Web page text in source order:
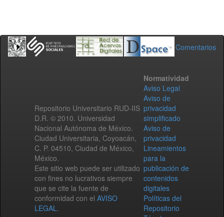
Comentarios
Repositorio Universitario RUD-IIS
D.R. © 2010. Universidad
Nacional Autónoma de México.
Ciudad Universitaria, Coyoacán,
C. P. 04510, Ciudad de México,
México.
Este sitio web puede ser utilizado
con fines no lucrativos siempre
que se cite la fuente de
conformidad con el AVISO
LEGAL.
Normatividad
Aviso Legal
Aviso de
privacidad
simplificado
Aviso de
privacidad
Lineamientos
para la
publicación de
contenidos
digitales
Políticas del
Repositorio